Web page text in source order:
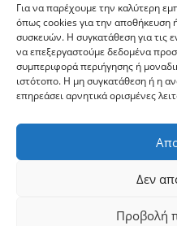
Για να παρέχουμε την καλύτερη
όπως cookies για την αποθήκευση
συσκευών. Η συγκατάθεση για τις
να επεξεργαστούμε δεδομένα
συμπεριφορά περιήγησης ή
ιστότοπο. Η μη συγκατάθεση ή η
επηρεάσει αρνητικά ορισμένες
Δεν
Προβολή
Επικοινωνία
Ξένη Λογοτεχνία